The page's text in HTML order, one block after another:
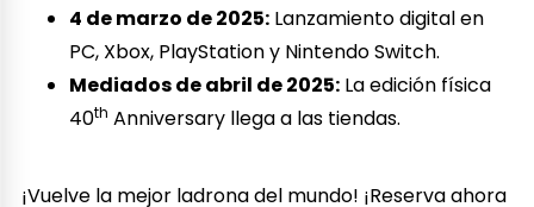
4 de marzo de 2025: Lanzamiento digital en
PC, Xbox, PlayStation y Nintendo Switch.
Mediados de abril de 2025: La edición física
40th Anniversary llega a las tiendas.
¡Vuelve la mejor ladrona del mundo! ¡Reserva ahora